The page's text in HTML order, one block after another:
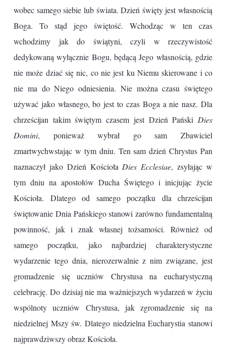
wobec samego siebie lub świata. Dzień święty jest własnością
Boga. To stąd jego świętość. Wchodząc w ten czas
wchodzimy jak do świątyni, czyli w rzeczywistość
dedykowaną wyłącznie Bogu, będącą Jego własnością, gdzie
nie może dziać się nic, co nie jest ku Niemu skierowane i co
nie ma do Niego odniesienia. Nie można czasu świętego
używać jako własnego, bo jest to czas Boga a nie nasz. Dla
chrześcijan takim świętym czasem jest Dzień Pański Dies
Domini, ponieważ wybrał go sam Zbawiciel
zmartwychwstając w tym dniu. Ten sam dzień Chrystus Pan
naznaczył jako Dzień Kościoła Dies Ecclesiae, zsyłając w
tym dniu na apostołów Ducha Świętego i inicjując życie
Kościoła. Dlatego od samego początku dla chrześcijan
świętowanie Dnia Pańskiego stanowi zarówno fundamentalną
powinność, jak i znak własnej tożsamości. Również od
samego początku, jako najbardziej charakterystyczne
wydarzenie tego dnia, nierozerwalnie z nim związane, jest
gromadzenie się uczniów Chrystusa na eucharystyczną
celebrację. Do dzisiaj nie ma ważniejszych wydarzeń w życiu
wspólnoty uczniów Chrystusa, jak zgromadzenie się na
niedzielnej Mszy św. Dlatego niedzielna Eucharystia stanowi
najprawdziwszy obraz Kościoła.